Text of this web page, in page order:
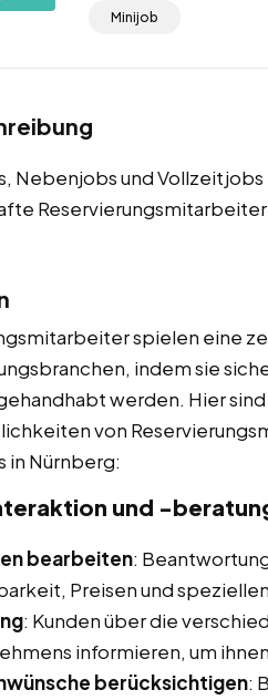
Minijob
Nebenjobs und
spielen eine
indem sie
werden. Hier
von
in Nürnberg:
und -
bearbeiten:
Preisen und
: Kunden über die
informieren, um
berücksichtigen: